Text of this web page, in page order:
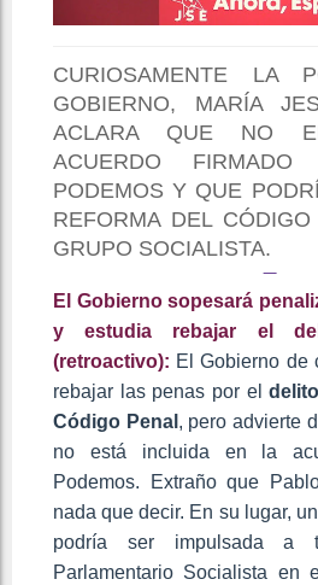
CURIOSAMENTE LA
GOBIERNO, MARÍA
ACLARA QUE NO
ACUERDO
PODEMOS Y QUE
REFORMA DEL
GRUPO SOCIALISTA.
El Gobierno sopesará
y estudia rebajar el
(retroactivo): El Gobierno de
rebajar las penas por el
Código Penal , pero advierte
no está incluida en la
Podemos. Extraño que
nada que decir. En su lugar,
podría ser impulsada a
Parlamentario Socialista en